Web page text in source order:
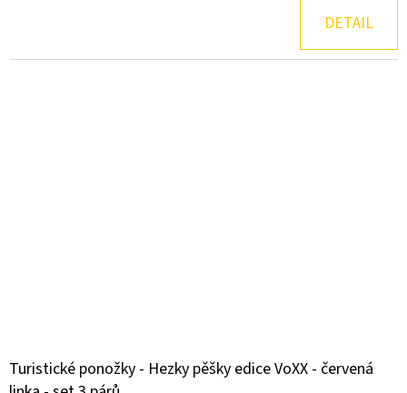
DETAIL
Turistické ponožky - Hezky pěšky edice VoXX - červená